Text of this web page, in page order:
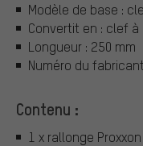
Modèle de base :
Convertit en : clef
Longueur : 250 mm
Numéro du
Contenu :
1 x rallonge